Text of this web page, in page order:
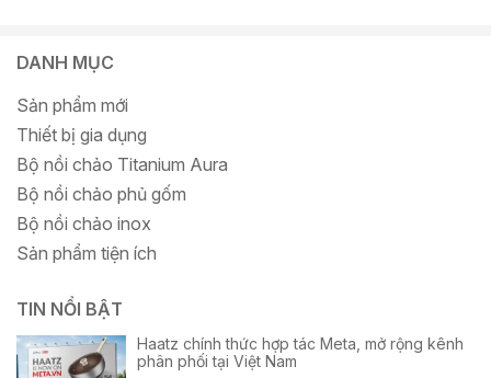
DANH MỤC
Sản phẩm mới
Thiết bị gia dụng
Bộ nồi chảo Titanium Aura
Bộ nồi chảo phủ gốm
Bộ nồi chảo inox
Sản phẩm tiện ích
TIN NỔI BẬT
Haatz chính thức hợp tác Meta, mở rộng kênh
phân phối tại Việt Nam